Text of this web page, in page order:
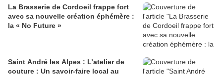
La Brasserie de Cordoeil frappe fort
avec sa nouvelle création éphémère :
la « No Future »
Saint André les Alpes : L’atelier de
couture : Un savoir-faire local au